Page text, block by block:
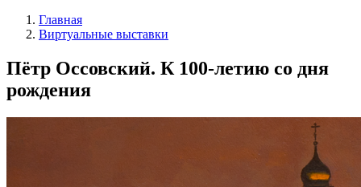
Главная
Виртуальные выставки
Пётр Оссовский. К 100-летию со дня
рождения